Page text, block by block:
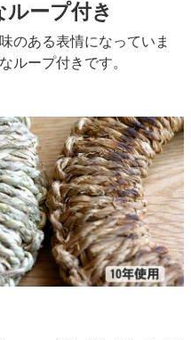
ープ付き
のある表情になっていま
ループ付きです。